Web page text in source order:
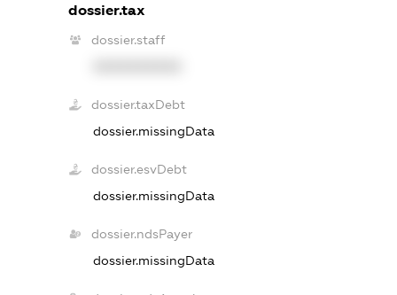
dossier.tax
dossier.staff
dossier.taxDebt
dossier.missingData
dossier.esvDebt
dossier.missingData
dossier.ndsPayer
dossier.missingData